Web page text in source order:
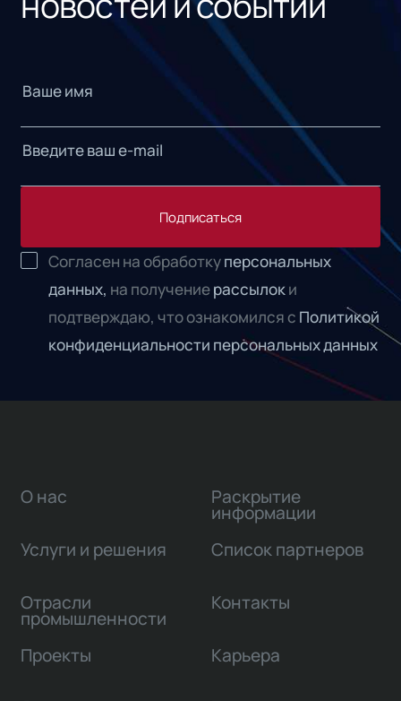
Подписаться
Согласен на обработкуперсональных
данных, на получениерассылоки
подтверждаю, что ознакомился с Политикой
конфиденциальности персональных данных
О нас
Услуги и решения
Отрасли
промышленности
Проекты
Раскрытие
информации
Список партнеров
Контакты
Карьера